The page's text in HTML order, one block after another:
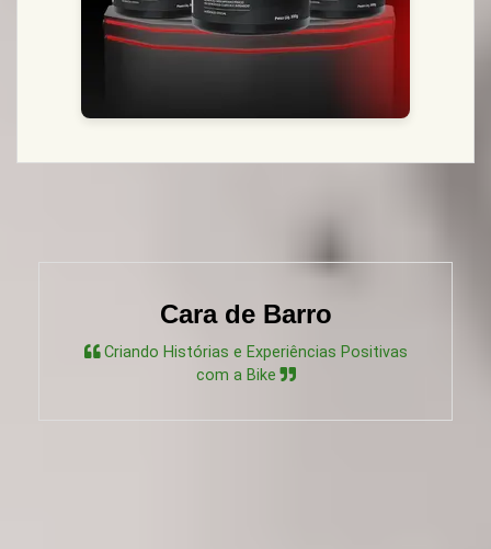
Cara de Barro
Criando Histórias e Experiências Positivas
com a Bike